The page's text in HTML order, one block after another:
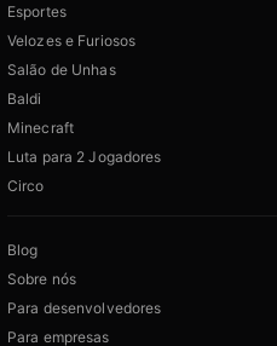
Esportes
Velozes e Furiosos
Salão de Unhas
Baldi
Minecraft
Luta para 2 Jogadores
Circo
Blog
Sobre nós
Para desenvolvedores
Para empresas